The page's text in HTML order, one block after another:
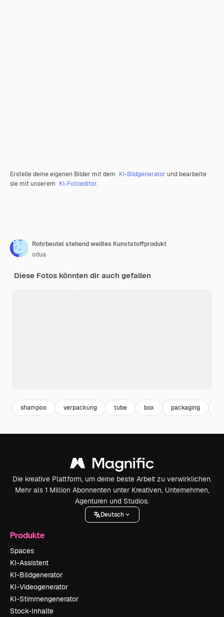
Erstelle deine eigenen Bilder mit dem KI-Bildgenerator und bearbeite
sie mit unserem KI-Fotoeditor.
Rohrbeutel stehend weißes Kunststoffprodukt
odua
Diese Fotos könnten dir auch gefallen
shampoo verpackung tube box packaging
Die kreative Plattform, um deine beste Arbeit zu verwirklichen.
Mehr als 1 Million Abonnenten unter Kreativen, Unternehmen,
Agenturen und Studios.
Deutsch
Produkte
Spaces
KI-Assistent
KI-Bildgenerator
KI-Videogenerator
KI-Stimmengenerator
Stock-Inhalte